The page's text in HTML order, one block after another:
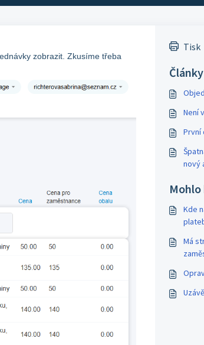
zobrazit. Zkusíme třeba
Tisk
Není
První
nový
Kde
Má